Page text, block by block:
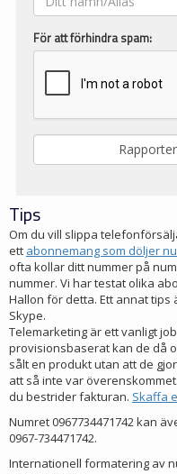
För att förhindra spam:
Tips
Om du vill slippa
ett abonnemang som döljer
ofta kollar ditt nummer på
nummer. Vi har testat olika
Hallon för detta. Ett annat
Skype.
Telemarketing är ett vanligt
provisionsbaserat kan de då
sålt en produkt utan att de
att så inte var
du bestrider fakturan. Skaffa
Numret 0967734471742 kan
0967-734471742.
Internationell formatering av